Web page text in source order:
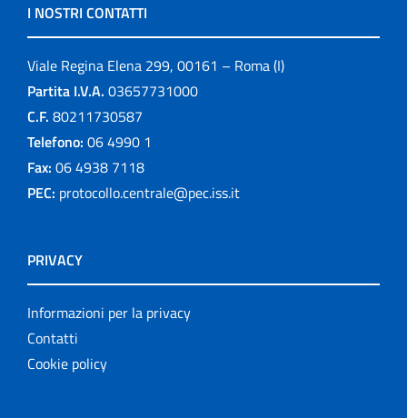
I NOSTRI CONTATTI
Viale Regina Elena 299, 00161 – Roma (I)
Partita I.V.A. 03657731000
C.F. 80211730587
Telefono: 06 4990 1
Fax: 06 4938 7118
PEC: protocollo.centrale@pec.iss.it
PRIVACY
Informazioni per la privacy
Contatti
Cookie policy